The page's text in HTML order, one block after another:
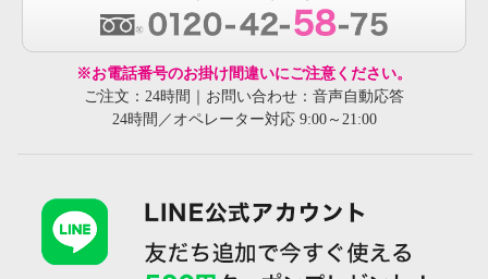
※お電話番号のお掛け間違いにご注意ください。
ご注文：24時間｜お問い合わせ：音声自動応答
24時間／オペレーター対応 9:00～21:00